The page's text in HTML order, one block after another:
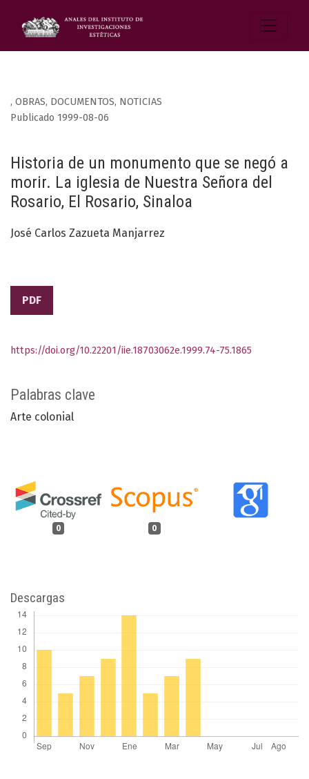
, OBRAS, DOCUMENTOS, NOTICIAS
Historia de un monumento que se negó a
morir. La iglesia de Nuestra Señora del
Rosario, El Rosario, Sinaloa
Publicado 1999-08-06
José Carlos Zazueta Manjarrez
PDF
Palabras clave
Arte colonial
0 0
https://doi.org/10.22201/iie.18703062e.1999.74-75.1865
Descargas